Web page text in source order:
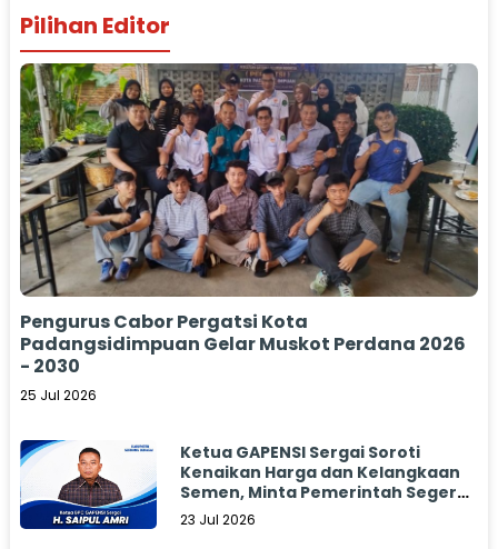
Pilihan Editor
Pengurus Cabor Pergatsi Kota
Padangsidimpuan Gelar Muskot Perdana 2026
- 2030
25 Jul 2026
Ketua GAPENSI Sergai Soroti
Kenaikan Harga dan Kelangkaan
Semen, Minta Pemerintah Segera
Bertindak
23 Jul 2026